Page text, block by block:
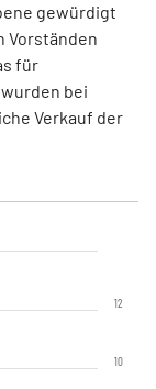
gewürdigt
Vorständen
für
bei
Verkauf der
10
12